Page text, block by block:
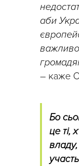
аби
– каже
Бо
це ті,
владу,